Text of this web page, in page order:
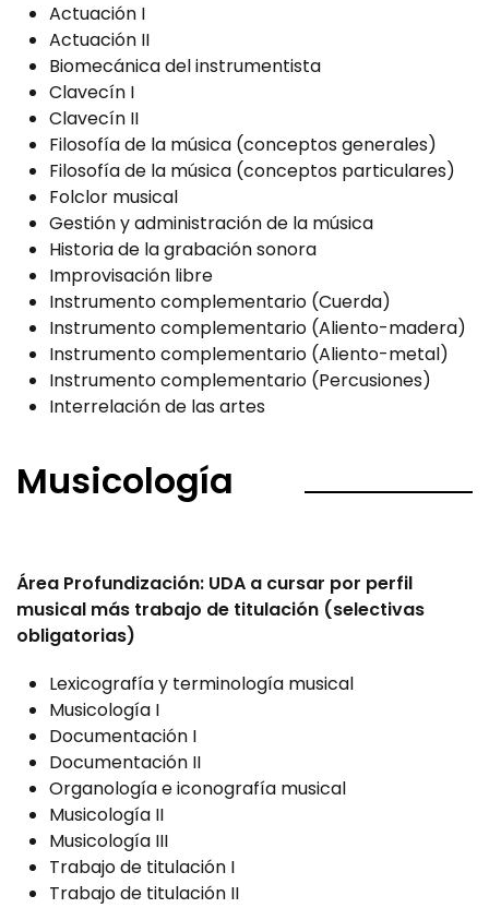
Actuación I
Actuación II
Biomecánica del instrumentista
Clavecín I
Clavecín II
Filosofía de la música (conceptos generales)
Filosofía de la música (conceptos particulares)
Folclor musical
Gestión y administración de la música
Historia de la grabación sonora
Improvisación libre
Instrumento complementario (Cuerda)
Instrumento complementario (Aliento-madera)
Instrumento complementario (Aliento-metal)
Instrumento complementario (Percusiones)
Interrelación de las artes
Musicología
Área Profundización: UDA a cursar por perfil
musical más trabajo de titulación (selectivas
obligatorias)
Lexicografía y terminología musical
Musicología I
Documentación I
Documentación II
Organología e iconografía musical
Musicología II
Musicología III
Trabajo de titulación I
Trabajo de titulación II